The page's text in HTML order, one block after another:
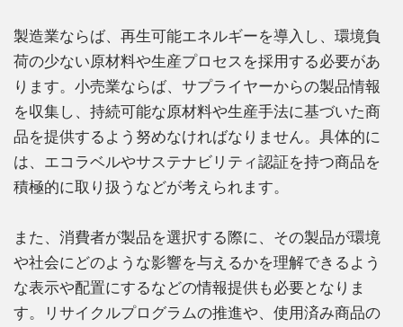
製造業ならば、再生可能エネルギーを導入し、環境負
荷の少ない原材料や生産プロセスを採用する必要があ
ります。小売業ならば、サプライヤーからの製品情報
を収集し、持続可能な原材料や生産手法に基づいた商
品を提供するよう努めなければなりません。具体的に
は、エコラベルやサステナビリティ認証を持つ商品を
積極的に取り扱うなどが考えられます。
また、消費者が製品を選択する際に、その製品が環境
や社会にどのような影響を与えるかを理解できるよう
な表示や配置にするなどの情報提供も必要となりま
す。リサイクルプログラムの推進や、使用済み商品の